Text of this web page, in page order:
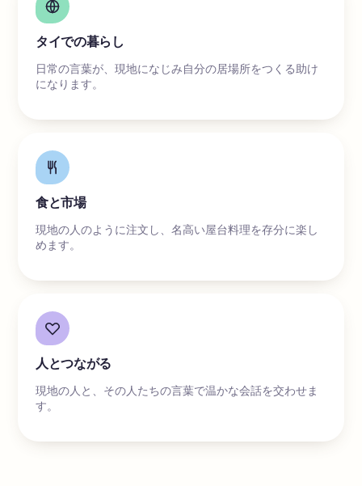
タイでの暮らし
日常の言葉が、現地になじみ自分の居場所をつくる助け
になります。
食と市場
現地の人のように注文し、名高い屋台料理を存分に楽し
めます。
人とつながる
現地の人と、その人たちの言葉で温かな会話を交わせま
す。